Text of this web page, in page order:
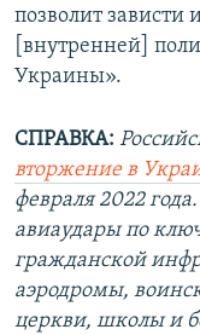
позволит зависти
[внутренней]
Украины».
СПРАВКА:
вторжение в
февраля 2022
авиаудары по
гражданской
аэродромы,
церкви, школы и